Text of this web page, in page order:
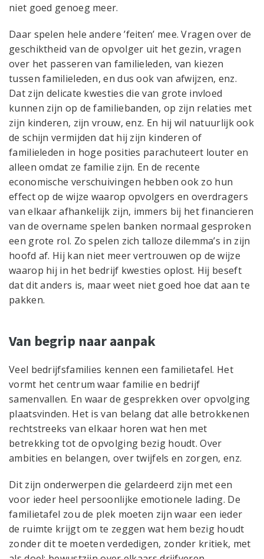
niet goed genoeg meer.
Daar spelen hele andere ’feiten’ mee. Vragen over de
geschiktheid van de opvolger uit het gezin, vragen
over het passeren van familieleden, van kiezen
tussen familieleden, en dus ook van afwijzen, enz.
Dat zijn delicate kwesties die van grote invloed
kunnen zijn op de familiebanden, op zijn relaties met
zijn kinderen, zijn vrouw, enz. En hij wil natuurlijk ook
de schijn vermijden dat hij zijn kinderen of
familieleden in hoge posities parachuteert louter en
alleen omdat ze familie zijn. En de recente
economische verschuivingen hebben ook zo hun
effect op de wijze waarop opvolgers en overdragers
van elkaar afhankelijk zijn, immers bij het financieren
van de overname spelen banken normaal gesproken
een grote rol. Zo spelen zich talloze dilemma’s in zijn
hoofd af. Hij kan niet meer vertrouwen op de wijze
waarop hij in het bedrijf kwesties oplost. Hij beseft
dat dit anders is, maar weet niet goed hoe dat aan te
pakken.
Van begrip naar aanpak
Veel bedrijfsfamilies kennen een familietafel. Het
vormt het centrum waar familie en bedrijf
samenvallen. En waar de gesprekken over opvolging
plaatsvinden. Het is van belang dat alle betrokkenen
rechtstreeks van elkaar horen wat hen met
betrekking tot de opvolging bezig houdt. Over
ambities en belangen, over twijfels en zorgen, enz.
Dit zijn onderwerpen die gelardeerd zijn met een
voor ieder heel persoonlijke emotionele lading. De
familietafel zou de plek moeten zijn waar een ieder
de ruimte krijgt om te zeggen wat hem bezig houdt
zonder dit te moeten verdedigen, zonder kritiek, met